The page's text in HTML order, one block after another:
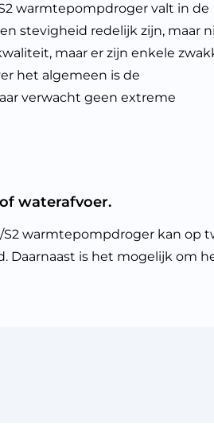
warmtepompdroger valt in de
stevigheid redelijk zijn, maar
maar er zijn enkele
het algemeen is de
verwacht geen extreme
waterafvoer.
warmtepompdroger kan
is het mogelijk om